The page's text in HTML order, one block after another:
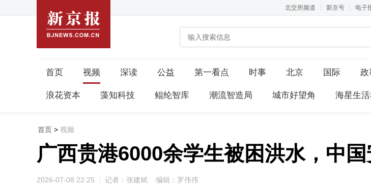
北交所频道 新京号 电子
首页 视频 深读 公益 第一看点 时事 北京 国际 政
浪花资本 藻知科技 鲲纶智库 潮流智造局 城市好望角 海星生
首页 > 视频
广西贵港6000余学生被困洪水，中
2026-07-08 22:25 记者：张建斌 编辑：罗伟伟